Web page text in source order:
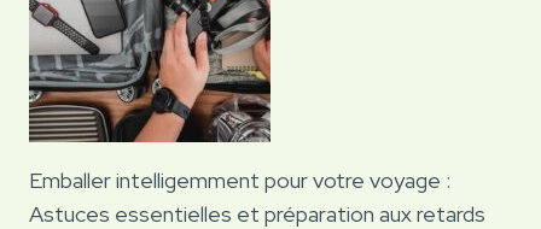
Emballer intelligemment pour votre voyage :
Astuces essentielles et préparation aux retards